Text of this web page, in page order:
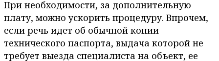
При необходимости, за дополнительную
плату, можно ускорить процедуру. Впрочем,
если речь идет об обычной копии
технического паспорта, выдача которой не
требует выезда специалиста на объект, ее